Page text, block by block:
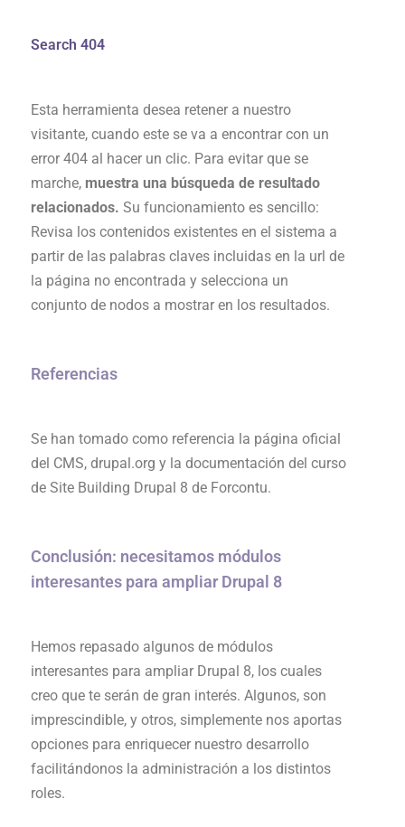
Search 404
Esta herramienta desea retener a nuestro
visitante, cuando este se va a encontrar con un
error 404 al hacer un clic. Para evitar que se
marche, muestra una búsqueda de resultado
relacionados. Su funcionamiento es sencillo:
Revisa los contenidos existentes en el sistema a
partir de las palabras claves incluidas en la url de
la página no encontrada y selecciona un
conjunto de nodos a mostrar en los resultados.
Referencias
Se han tomado como referencia la página oficial
del CMS, drupal.org y la documentación del curso
de Site Building Drupal 8 de Forcontu.
Conclusión: necesitamos módulos
interesantes para ampliar Drupal 8
Hemos repasado algunos de módulos
interesantes para ampliar Drupal 8, los cuales
creo que te serán de gran interés. Algunos, son
imprescindible, y otros, simplemente nos aportas
opciones para enriquecer nuestro desarrollo
facilitándonos la administración a los distintos
roles.